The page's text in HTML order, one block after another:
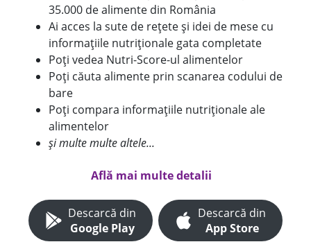
35.000 de alimente din România
Ai acces la sute de rețete și idei de mese cu
informațiile nutriționale gata completate
Poți vedea Nutri-Score-ul alimentelor
Poți căuta alimente prin scanarea codului de
bare
Poți compara informațiile nutriționale ale
alimentelor
și multe multe altele...
Află mai multe detalii
Descarcă din
Google Play
Descarcă din
App Store